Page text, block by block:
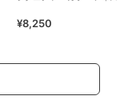
¥8,250